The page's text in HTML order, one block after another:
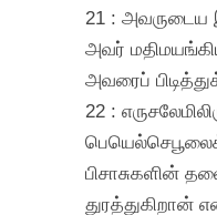
21 :
அவர்
அவரைப்
22 :
பிசாசுகளின்
துரத்துகிறான்